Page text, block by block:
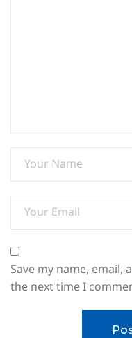
Save my name,
the next time I